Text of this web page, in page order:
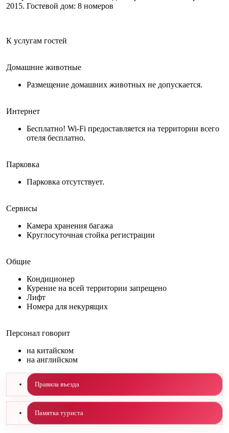
2015. Гостевой дом: 8 номеров
К услугам гостей
Домашние животные
Размещение домашних животных не допускается.
Интернет
Бесплатно! Wi-Fi предоставляется на территории всего
отеля бесплатно.
Парковка
Парковка отсутствует.
Сервисы
Камера хранения багажа
Круглосуточная стойка регистрации
Общие
Кондиционер
Курение на всей территории запрещено
Лифт
Номера для некурящих
Персонал говорит
на китайском
на английском
Правила въезда
Памятка туриста